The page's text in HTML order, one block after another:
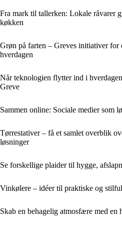
Fra mark til tallerken: Lokale råvarer
køkken
Grøn på farten – Greves initiativer
hverdagen
Når teknologien flytter ind i
Greve
Sammen online: Sociale medier som
Tørrestativer – få et samlet overblik
løsninger
Se forskellige plaider til hygge,
Vinkølere – idéer til praktiske og
Skab en behagelig atmosfære med en